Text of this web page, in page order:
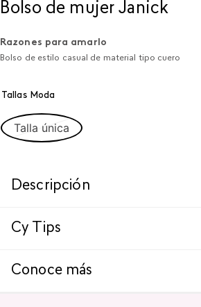
Bolso de mujer Janick
Razones para amarlo
Bolso de estilo casual de material tipo cuero
Tallas Moda
Talla única
Descripción
Cy Tips
Conoce más